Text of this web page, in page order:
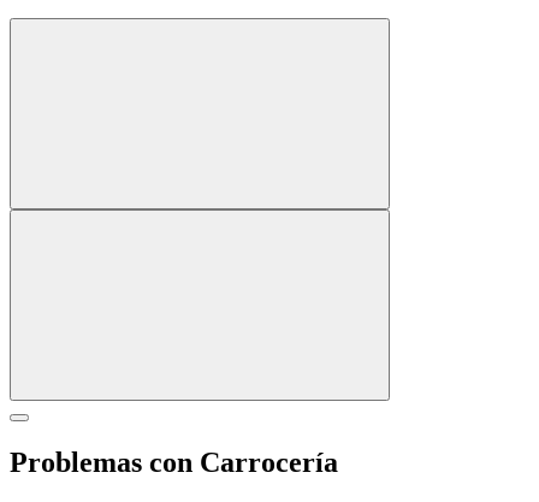
Problemas con Carrocería